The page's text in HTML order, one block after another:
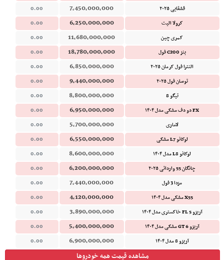
قشقایی ۲۰۲۵
7,450,000,000
0.00
کرولا الیت
6,250,000,000
0.00
کمری چین
11,680,000,000
0.00
بنز C200 فول
18,780,000,000
0.00
النترا فول کرمان ۲۰۲۵
6,850,000,000
0.00
توسان فول ۲۰۲۵
9,440,000,000
0.00
تیگو 8
8,800,000,000
0.00
FX دو دف مشکی مدل ۱۴۰۴
6,950,000,000
0.00
لاماری
5,700,000,000
0.00
لوکانو L7 مشکی
6,550,000,000
0.00
لوکانو L8 مدل ۱۴۰۴
8,600,000,000
0.00
چانگان 55 وارداتی ۲۰۲۵
6,200,000,000
0.00
مزدا 3 فول
7,440,000,000
0.00
X55 مشکی مدل ۱۴۰۴
4,120,000,000
0.00
آریزو 5 FL خاکستری مدل ۱۴۰۴
3,890,000,000
0.00
آریزو 6 GT مشکی مدل ۱۴۰۴
5,400,000,000
0.00
آریزو 8 مدل ۱۴۰۴
6,900,000,000
0.00
مشاهده قیمت همه خودروها